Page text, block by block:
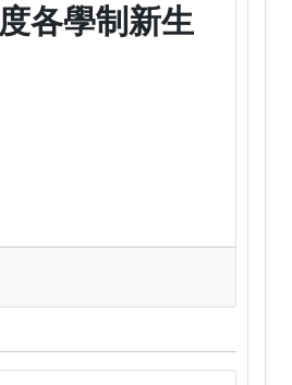
各學制新生